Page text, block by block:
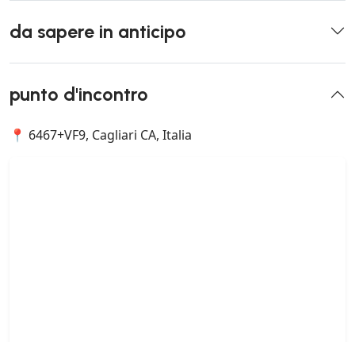
da sapere in anticipo
punto d'incontro
📍 6467+VF9, Cagliari CA, Italia